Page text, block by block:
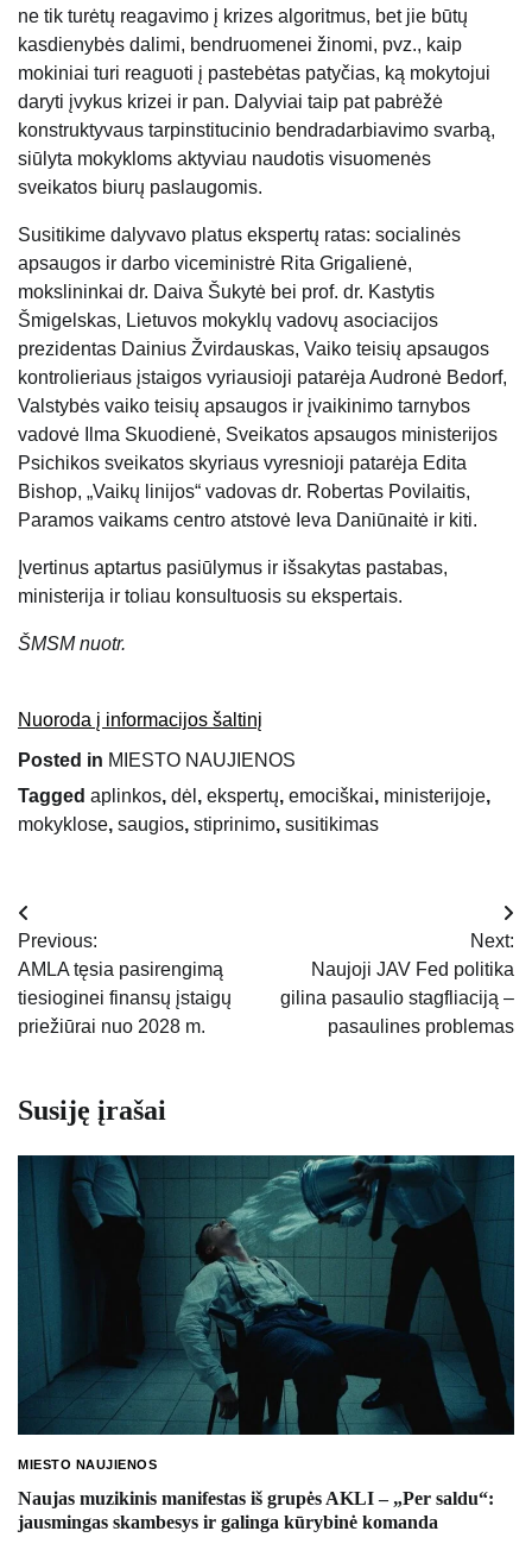
ne tik turėtų reagavimo į krizes algoritmus, bet jie būtų
kasdienybės dalimi, bendruomenei žinomi, pvz., kaip
mokiniai turi reaguoti į pastebėtas patyčias, ką mokytojui
daryti įvykus krizei ir pan. Dalyviai taip pat pabrėžė
konstruktyvaus tarpinstitucinio bendradarbiavimo svarbą,
siūlyta mokykloms aktyviau naudotis visuomenės
sveikatos biurų paslaugomis.
Susitikime dalyvavo platus ekspertų ratas: socialinės
apsaugos ir darbo viceministrė Rita Grigalienė,
mokslininkai dr. Daiva Šukytė bei prof. dr. Kastytis
Šmigelskas, Lietuvos mokyklų vadovų asociacijos
prezidentas Dainius Žvirdauskas, Vaiko teisių apsaugos
kontrolieriaus įstaigos vyriausioji patarėja Audronė Bedorf,
Valstybės vaiko teisių apsaugos ir įvaikinimo tarnybos
vadovė Ilma Skuodienė, Sveikatos apsaugos ministerijos
Psichikos sveikatos skyriaus vyresnioji patarėja Edita
Bishop, „Vaikų linijos“ vadovas dr. Robertas Povilaitis,
Paramos vaikams centro atstovė Ieva Daniūnaitė ir kiti.
Įvertinus aptartus pasiūlymus ir išsakytas pastabas,
ministerija ir toliau konsultuosis su ekspertais.
ŠMSM nuotr.
Nuoroda į informacijos šaltinį
Posted in MIESTO NAUJIENOS
Tagged aplinkos, dėl , ekspertų, emociškai, ministerijoje,
mokyklose, saugios, stiprinimo, susitikimas
Navigacija
tarp
įrašų
Previous:
AMLA tęsia pasirengimą
tiesioginei finansų įstaigų
priežiūrai nuo 2028 m.
Next:
Naujoji JAV Fed politika
gilina pasaulio stagfliaciją –
pasaulines problemas
Susiję įrašai
MIESTO NAUJIENOS
Naujas muzikinis manifestas iš grupės AKLI – „Per saldu“:
jausmingas skambesys ir galinga kūrybinė komanda